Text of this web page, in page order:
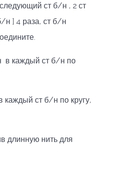
ст б/н , 2 ст
] 4 раза, ст б/н
в каждый ст б/н по
каждый ст б/н по кругу,
длинную нить для